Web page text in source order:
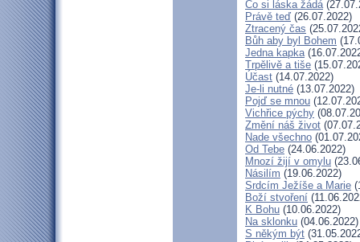
Co si láska žádá
Právě teď (26.07.2022)
Ztracený čas
Bůh aby byl Bohem
Jedna kapka
Trpělivě a tiše
Účast (14.07.2022)
Je-li nutné (13.07.2022)
Pojď se mnou
Vichřice pýchy
Změní náš život
Nade všechno
Od Tebe (24.06.2022)
Mnozí žijí v omylu
Násilím (19.06.2022)
Srdcím Ježíše a Marie
Boží stvoření
K Bohu (10.06.2022)
Na sklonku (04.06.2022)
S někým být